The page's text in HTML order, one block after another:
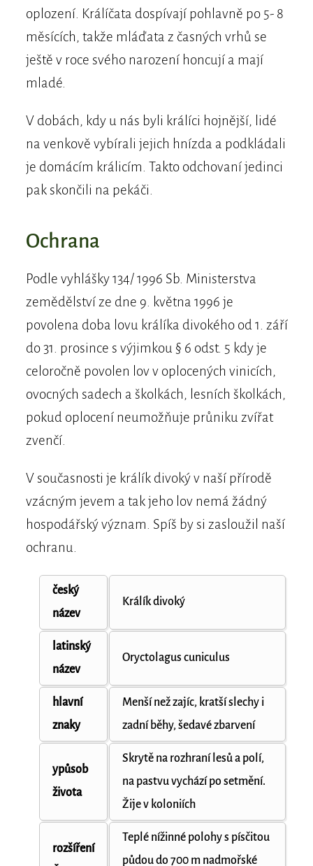
oplození. Králíčata dospívají pohlavně po 5- 8
měsících, takže mláďata z časných vrhů se
ještě v roce svého narození honcují a mají
mladé.
V dobách, kdy u nás byli králíci hojnější, lidé
na venkově vybírali jejich hnízda a podkládali
je domácím králicím. Takto odchovaní jedinci
pak skončili na pekáči.
Ochrana
Podle vyhlášky 134/ 1996 Sb. Ministerstva
zemědělství ze dne 9. května 1996 je
povolena doba lovu králíka divokého od 1. září
do 31. prosince s výjimkou § 6 odst. 5 kdy je
celoročně povolen lov v oplocených vinicích,
ovocných sadech a školkách, lesních školkách,
pokud oplocení neumožňuje průniku zvířat
zvenčí.
V současnosti je králík divoký v naší přírodě
vzácným jevem a tak jeho lov nemá žádný
hospodářský význam. Spíš by si zasloužil naší
ochranu.
český
název
Králík divoký
latinský
název
Oryctolagus cuniculus
hlavní
znaky
Menší než zajíc, kratší slechy i
zadní běhy, šedavé zbarvení
ypůsob
života
Skrytě na rozhraní lesů a polí,
na pastvu vychází po setmění.
Žije v koloniích
rozšíření
Teplé nížinné polohy s písčitou
půdou do 700 m nadmořské